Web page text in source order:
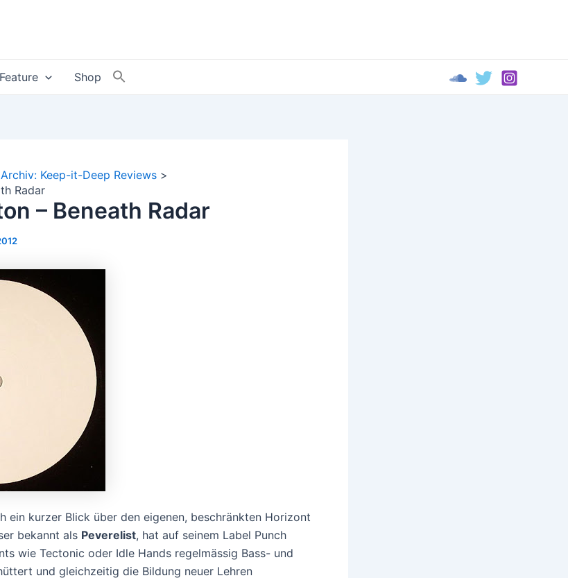
Feature Shop
Archiv: Keep-it-Deep Reviews
Radar
– Beneath Radar
ein kurzer Blick über den eigenen, beschränkten Horizont
bekannt als Peverelist, hat auf seinem Label Punch
wie Tectonic oder Idle Hands regelmässig Bass- und
und gleichzeitig die Bildung neuer Lehren